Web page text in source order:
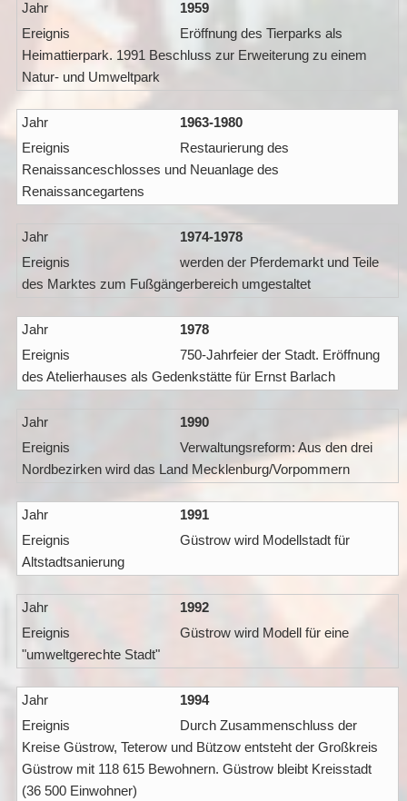
1959
Eröffnung des Tierparks als
Heimattierpark. 1991 Beschluss zur Erweiterung zu einem
Natur- und Umweltpark
1963-1980
Restaurierung des
Renaissanceschlosses und Neuanlage des
Renaissancegartens
1974-1978
werden der Pferdemarkt und Teile
des Marktes zum Fußgängerbereich umgestaltet
1978
750-Jahrfeier der Stadt. Eröffnung
des Atelierhauses als Gedenkstätte für Ernst Barlach
1990
Verwaltungsreform: Aus den drei
Nordbezirken wird das Land Mecklenburg/Vorpommern
1991
Güstrow wird Modellstadt für
Altstadtsanierung
1992
Güstrow wird Modell für eine
"umweltgerechte Stadt"
1994
Durch Zusammenschluss der
Kreise Güstrow, Teterow und Bützow entsteht der Großkreis
Güstrow mit 118 615 Bewohnern. Güstrow bleibt Kreisstadt
(36 500 Einwohner)